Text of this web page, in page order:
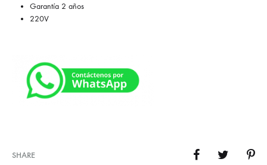
Garantía 2 años
220V
SHARE